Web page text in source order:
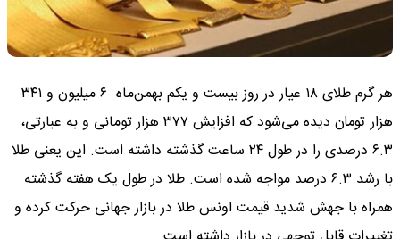
هر گرم طلای ۱۸ عیار در روز بیست و یکم بهمن‌ماه ۶ میلیون و ۳۴۱
هزار تومان دیده می‌شود که افزایش ۳۷۷ هزار تومانی و به عبارتی،
۶.۳ درصدی را در طول ۲۴ ساعت گذشته داشته است. این یعنی طلا
با رشد ۶.۳ درصد مواجه شده است. طلا در طول یک هفته گذشته
همراه با جهش شدید قیمت اونس طلا در بازار جهانی حرکت کرده و